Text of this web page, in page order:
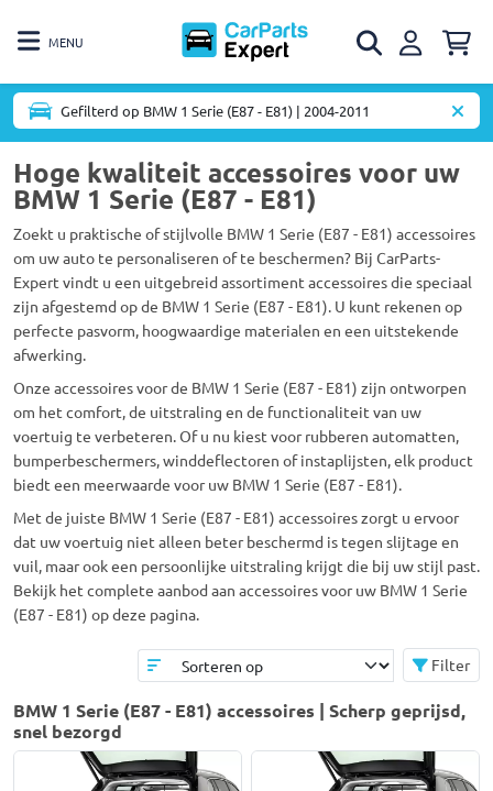
MENU
Gefilterd op BMW 1 Serie (E87 - E81) | 2004-2011
Hoge kwaliteit accessoires voor uw
BMW 1 Serie (E87 - E81)
Zoekt u praktische of stijlvolle BMW 1 Serie (E87 - E81) accessoires
om uw auto te personaliseren of te beschermen? Bij CarParts-
Expert vindt u een uitgebreid assortiment accessoires die speciaal
zijn afgestemd op de BMW 1 Serie (E87 - E81). U kunt rekenen op
perfecte pasvorm, hoogwaardige materialen en een uitstekende
afwerking.
Onze accessoires voor de BMW 1 Serie (E87 - E81) zijn ontworpen
om het comfort, de uitstraling en de functionaliteit van uw
voertuig te verbeteren. Of u nu kiest voor rubberen automatten,
bumperbeschermers, winddeflectoren of instaplijsten, elk product
biedt een meerwaarde voor uw BMW 1 Serie (E87 - E81).
Met de juiste BMW 1 Serie (E87 - E81) accessoires zorgt u ervoor
dat uw voertuig niet alleen beter beschermd is tegen slijtage en
vuil, maar ook een persoonlijke uitstraling krijgt die bij uw stijl past.
Bekijk het complete aanbod aan accessoires voor uw BMW 1 Serie
(E87 - E81) op deze pagina.
Filter
BMW 1 Serie (E87 - E81) accessoires | Scherp geprijsd,
snel bezorgd